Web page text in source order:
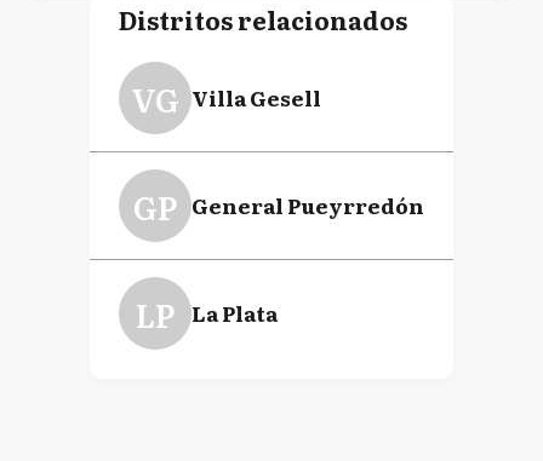
Distritos relacionados
VG Villa Gesell
GP General Pueyrredón
LP La Plata